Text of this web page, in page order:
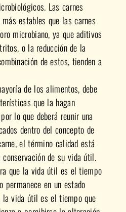
Las carnes
estables que las carnes
microbiano, ya que aditivos
o la reducción de la
de estos, tienden a
de los alimentos, debe
que la hagan
lo que deberá reunir una
dentro del concepto de
el término calidad está
de su vida útil.
que la vida útil es el tiempo
en un estado
la vida útil es el tiempo que